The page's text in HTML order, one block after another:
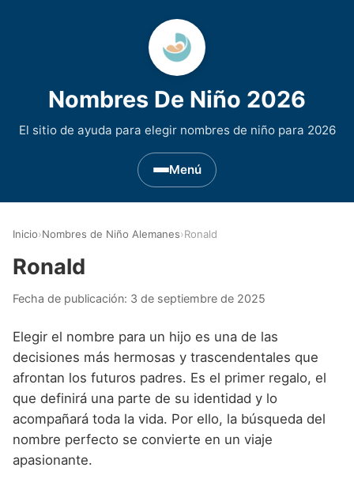
Nombres De Niño 2026
El sitio de ayuda para elegir nombres de niño para 2026
Menú
Nombres de niño que empiezan por D
Nombres de niño que empiezan por E
Nombres de niño que empiezan por F
Nombres de niño que empiezan por G
Nombres de niño que empiezan por H
Nombres de Niño Asturianos
Nombres de Niño Baleares
Nombres de Niño Canarios
Nombres de Niño Cantabros
Nombres de Niño Celtas
Nombres de Niño Egipcios
Nombres de Niño Griegos
Nombres de Niño Mitologicos
Nombres de Niño Alemanes
Nombres de Niño Americanos
Nombres de Niño Arabes
Nombres de Niño Chinos
Buscar
Inicio›Nombres de Niño Alemanes›Ronald
Ronald
Fecha de publicación: 3 de septiembre de 2025
Elegir el nombre para un hijo es una de las
decisiones más hermosas y trascendentales que
afrontan los futuros padres. Es el primer regalo, el
que definirá una parte de su identidad y lo
acompañará toda la vida. Por ello, la búsqueda del
nombre perfecto se convierte en un viaje
apasionante.